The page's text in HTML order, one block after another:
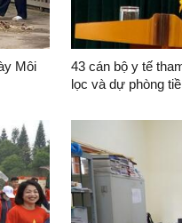
Môi
43 cán bộ y tế
lọc và dự phòng